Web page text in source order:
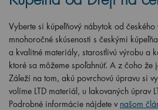
Vyberte si kúpeľňový nábytok od
mnohoročné skúsenosti s českými
a kvalitné materiály, starostlivú výrobu a
ktoré sa môžeme spoľahnúť. A z čoho že
Záleží na tom, akú povrchovú úpravu si
volíme LTD materiál, u lakovaných úprav
Podrobné informácie nájdete v našom